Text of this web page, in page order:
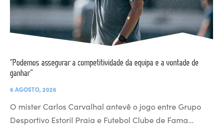
“Podemos assegurar a competitividade da equipa e a vontade de
ganhar”
6 AGOSTO, 2026
O mister Carlos Carvalhal antevê o jogo entre Grupo
Desportivo Estoril Praia e Futebol Clube de Fama…